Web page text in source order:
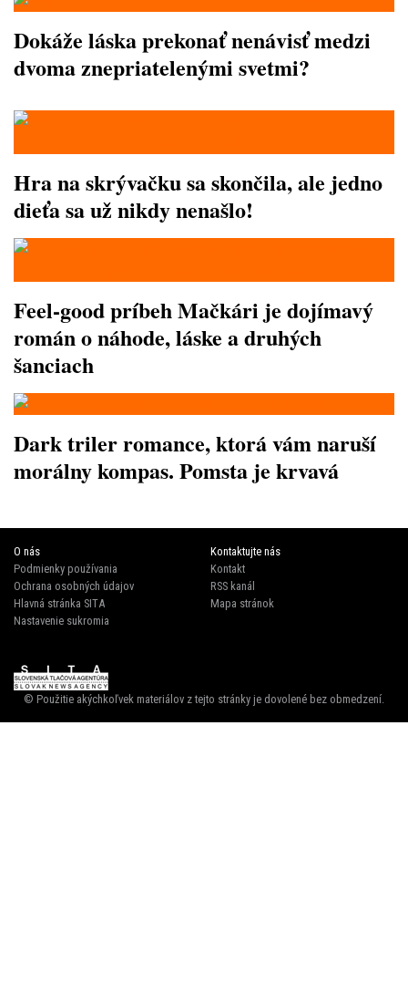
Dokáže láska prekonať nenávisť medzi
dvoma znepriatelenými svetmi?
Hra na skrývačku sa skončila, ale jedno
dieťa sa už nikdy nenašlo!
Feel-good príbeh Mačkári je dojímavý
román o náhode, láske a druhých
šanciach
Dark triler romance, ktorá vám naruší
morálny kompas. Pomsta je krvavá
O nás
Podmienky používania
Ochrana osobných údajov
Hlavná stránka SITA
Nastavenie sukromia
Kontaktujte nás
Kontakt
RSS kanál
Mapa stránok
© Použitie akýchkoľvek materiálov z tejto stránky je dovolené bez obmedzení.